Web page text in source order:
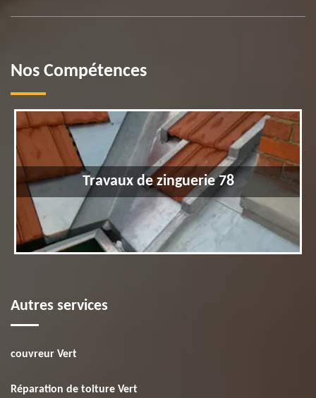
Nos Compétences
Travaux de zinguerie 78
Autres services
couvreur Vert
Réparation de toiture Vert